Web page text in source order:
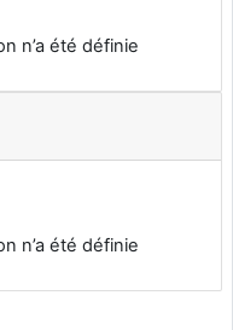
n’a été définie
n’a été définie